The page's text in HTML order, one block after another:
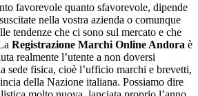
favorevole quanto sfavorevole, dipende
nella vostra azienda o comunque
tendenze che ci sono sul mercato e che
Registrazione Marchi Online Andora è
realmente l’utente a non doversi
sede fisica, cioè l’ufficio marchi e brevetti,
della Nazione italiana. Possiamo dire